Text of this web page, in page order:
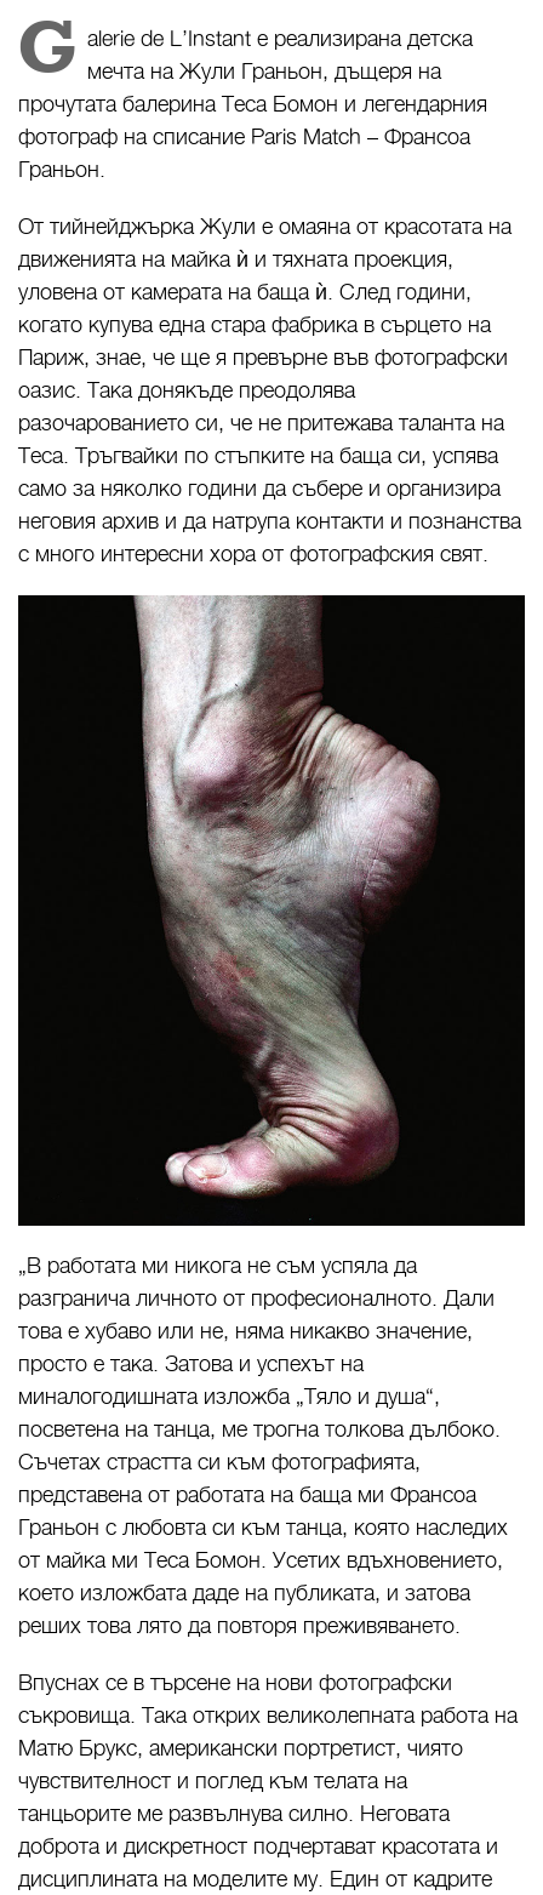
G alerie de L’Instant е реализирана детска
мечта на Жули Граньон, дъщеря на
прочутата балерина Теса Бомон и легендарния
фотограф на списание Paris Match – Франсоа
Граньон.
От тийнейджърка Жули е омаяна от красотата на
движенията на майка ѝ и тяхната проекция,
уловена от камерата на баща ѝ. След години,
когато купува една стара фабрика в сърцето на
Париж, знае, че ще я превърне във фотографски
оазис. Така донякъде преодолява
разочарованието си, че не притежава таланта на
Теса. Тръгвайки по стъпките на баща си, успява
само за няколко години да събере и организира
неговия архив и да натрупа контакти и познанства
с много интересни хора от фотографския свят.
„В работата ми никога не съм успяла да
разгранича личното от професионалното. Дали
това е хубаво или не, няма никакво значение,
просто е така. Затова и успехът на
миналогодишната изложба „Тяло и душа“,
посветена на танца, ме трогна толкова дълбоко.
Съчетах страстта си към фотографията,
представена от работата на баща ми Франсоа
Граньон с любовта си към танца, която наследих
от майка ми Теса Бомон. Усетих вдъхновението,
което изложбата даде на публиката, и затова
реших това лято да повторя преживяването.
Впуснах се в търсене на нови фотографски
съкровища. Така открих великолепната работа на
Матю Брукс, американски портретист, чиято
чувствителност и поглед към телата на
танцьорите ме развълнува силно. Неговата
доброта и дискретност подчертават красотата и
дисциплината на моделите му. Един от кадрите